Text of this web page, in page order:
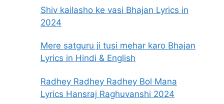
Shiv kailasho ke vasi Bhajan Lyrics in
2024
Mere satguru ji tusi mehar karo Bhajan
Lyrics in Hindi & English
Radhey Radhey Radhey Bol Mana
Lyrics Hansraj Raghuvanshi 2024